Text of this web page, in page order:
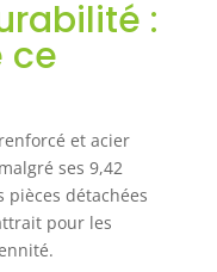
et aux
sûr dans
Avec un
9,6 kg,
déplacé
de 140 L,
des
moulu,
des
:
ce
et acier
ses 9,42
pièces détachées
pour les